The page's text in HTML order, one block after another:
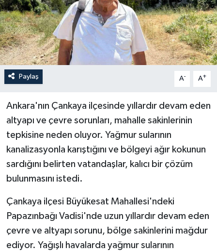
Paylaş A- A+
Ankara'nın Çankaya ilçesinde yıllardır devam eden
altyapı ve çevre sorunları, mahalle sakinlerinin
tepkisine neden oluyor. Yağmur sularının
kanalizasyonla karıştığını ve bölgeyi ağır kokunun
sardığını belirten vatandaşlar, kalıcı bir çözüm
bulunmasını istedi.
Çankaya ilçesi Büyükesat Mahallesi'ndeki
Papazınbağı Vadisi'nde uzun yıllardır devam eden
çevre ve altyapı sorunu, bölge sakinlerini mağdur
ediyor. Yağışlı havalarda yağmur sularının
YAŞAM
Yerel